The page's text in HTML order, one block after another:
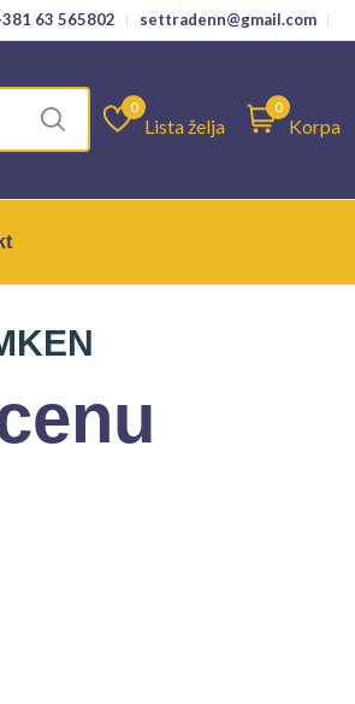
63 565802 settradenn@gmail.com
0
Lista želja
0
Korpa